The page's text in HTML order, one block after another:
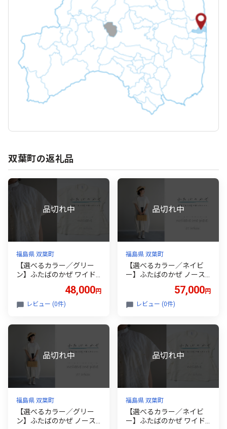
双葉町の返礼品
福島県 双葉町
【選べるカラー／グリー
ン】ふたばのかぜ ワイド
ィース フリーサイズ サス
テナブル 福島県 双葉町
48,000円
レビュー (0件)
福島県 双葉町
【選べるカラー／ネイビ
ー】ふたばのかぜ ノース
ース フリーサイズ 福島県
双葉町
57,000円
レビュー (0件)
福島県 双葉町
【選べるカラー／グリー
ン】ふたばのかぜ ノース
福島県 双葉町
【選べるカラー／ネイビ
ー】ふたばのかぜ ワイド